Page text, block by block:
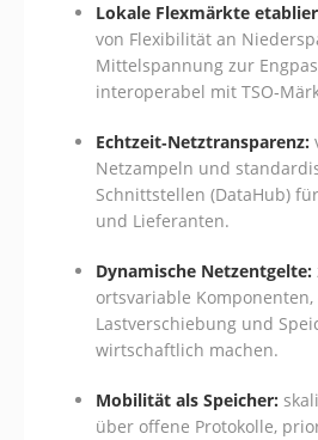
Lokale Flexmärkte
von Flexibilität an
Mittelspannung zur
interoperabel mit
Echtzeit‑Netztransparenz:
Netzampeln und
Schnittstellen (DataHub)
und Lieferanten.
Dynamische Netzentgelte:
ortsvariable Komponenten,
Lastverschiebung und
wirtschaftlich machen.
Mobilität als Speicher:
über offene Protokolle,